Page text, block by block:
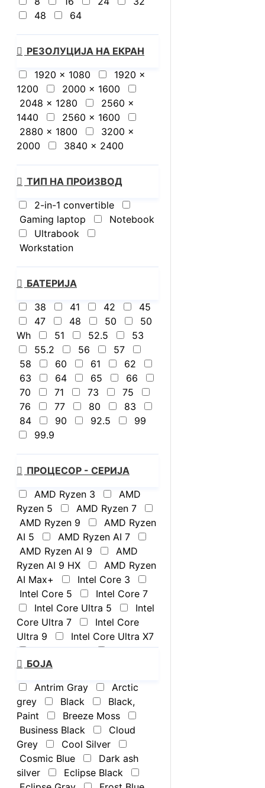
48
64
РЕЗОЛУЦИЈА НА ЕКРАН
1920 x 1080
1920 x
1200
2000 x 1600
2048 x 1280
2560 x
1440
2560 x 1600
2880 x 1800
3200 x
2000
3840 x 2400
ТИП НА ПРОИЗВОД
2-in-1 convertible
Gaming laptop
Notebook
Ultrabook
Workstation
БАТЕРИЈА
38
41 42
45
47
48 50
50
Wh
51 52.5
53
55.2
56
57
58
60 61
62
63
64 65
66
70
71 73
75
76
77 80
83
84
90 92.5
99
99.9
ПРОЦЕСОР - СЕРИЈА
AMD Ryzen 3
AMD
Ryzen 5
AMD Ryzen 7
AMD Ryzen 9
AMD Ryzen
AI 5
AMD Ryzen AI 7
AMD Ryzen AI 9
AMD
Ryzen AI 9 HX
AMD Ryzen
AI Max+
Intel Core 3
Intel Core 5
Intel Core 7
Intel Core Ultra 5
Intel
Core Ultra 7
Intel Core
Ultra 9
Intel Core Ultra X7
Intel Core i5
Intel Core
i7
Snapdragon
БОЈА
Antrim Gray
Arctic
grey
Black
Black,
Paint
Breeze Moss
Business Black
Cloud
Grey
Cool Silver
Cosmic Blue
Dark ash
silver
Eclipse Black